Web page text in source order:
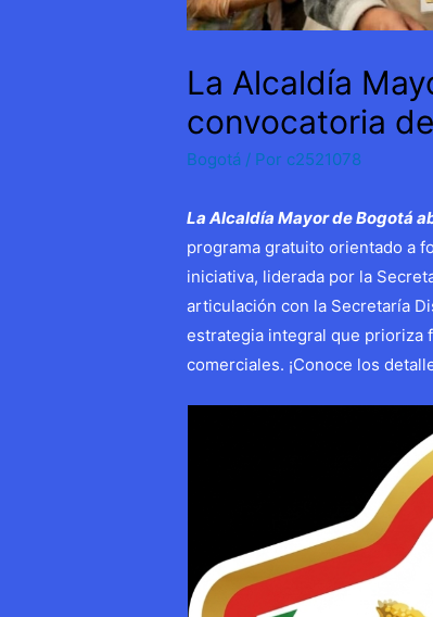
La Alcaldía
convocatoria
Bogotá / Por c2521078
La Alcaldía Mayor de Bogotá
programa gratuito orientado a
iniciativa, liderada por la
articulación con la Secretaría
estrategia integral que prioriza
comerciales. ¡Conoce los